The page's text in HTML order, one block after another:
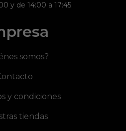
y de 14:00 a 17:45.
somos?
y condiciones
tiendas